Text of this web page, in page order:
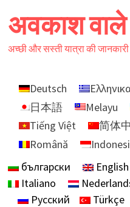
to
content
अवकाश
अच्छी और सस्ती यात्रा की जानकारी
Deutsch
日本語
Melayu
Tiếng Việt
简体
Română
български
English
Italiano
Русский
Türkçe